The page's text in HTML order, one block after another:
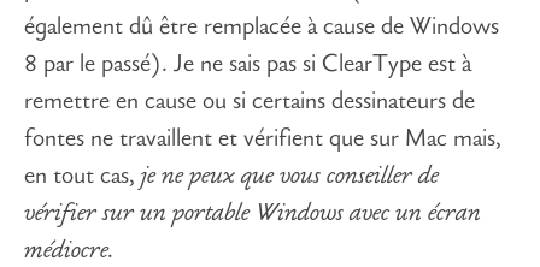
également dû être remplacée à cause de Windows
8 par le passé). Je ne sais pas si ClearType est à
remettre en cause ou si certains dessinateurs de
fontes ne travaillent et vérifient que sur Mac mais,
en tout cas, je ne peux que vous conseiller de
vérifier sur un portable Windows avec un écran
médiocre.